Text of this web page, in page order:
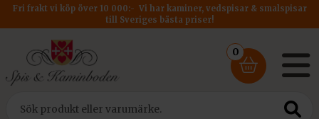
Fri frakt vi köp över 10 000:- Vi har kaminer, vedspisar & smalspisar
till Sveriges bästa priser!
0